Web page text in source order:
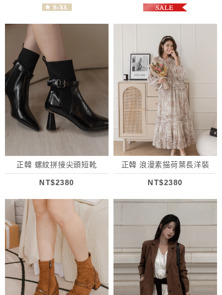
正韓 螺紋拼接尖頭短靴
NT$2380
正韓 浪漫素描荷葉長洋裝
NT$2380